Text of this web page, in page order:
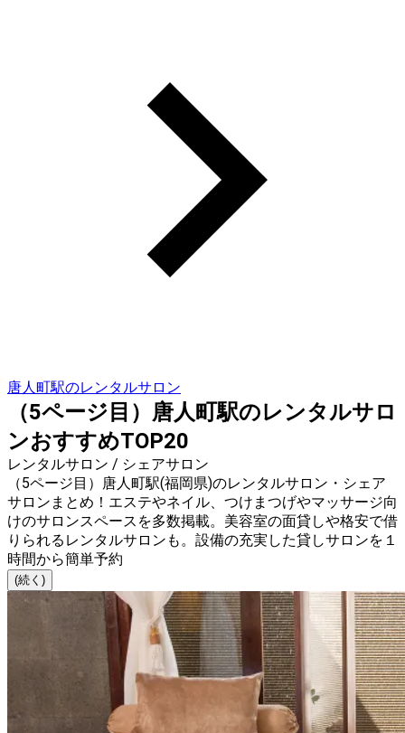
唐人町駅のレンタルサロン
（5ページ目）唐人町駅のレンタルサロ
ンおすすめTOP20
レンタルサロン / シェアサロン
（5ページ目）唐人町駅(福岡県)のレンタルサロン・シェア
サロンまとめ！エステやネイル、つけまつげやマッサージ向
けのサロンスペースを多数掲載。美容室の面貸しや格安で借
りられるレンタルサロンも。設備の充実した貸しサロンを１
時間から簡単予約
(続く)